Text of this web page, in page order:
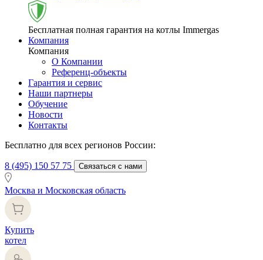
Бесплатная полная гарантия на котлы Immergas
Компания
Компания
О Компании
Референц-объекты
Гарантия и сервис
Наши партнеры
Обучение
Новости
Контакты
Бесплатно для всех регионов России:
8 (495) 150 57 75 Связаться с нами
Москва и Московская область
Купить
котел